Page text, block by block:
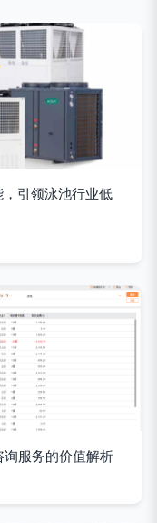
引领泳池行业低
服务的价值解析